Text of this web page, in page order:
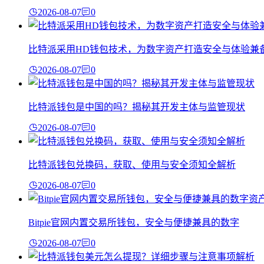
2026-08-07 0
比特派采用HD钱包技术，为数字资产打造安全与体验兼
2026-08-07 0
比特派钱包是中国的吗？揭秘其开发主体与监管现状
2026-08-07 0
比特派钱包兑换码，获取、使用与安全须知全解析
2026-08-07 0
Bitpie官网内置交易所钱包，安全与便捷兼具的数字
2026-08-07 0